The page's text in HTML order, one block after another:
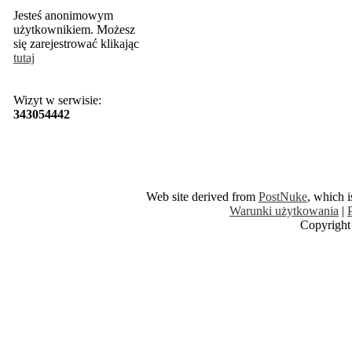
Jesteś anonimowym
użytkownikiem. Możesz
się zarejestrować klikając
tutaj
Wizyt w serwisie:
343054442
Web site derived from PostNuke, which
Warunki użytkowania |